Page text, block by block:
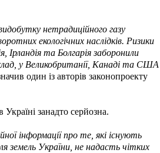
нетрадиційного газу
екологічних наслідків. Ризики
Ірландія та Болгарія заборонили
у Великобританії, Канаді та США
один із авторів законопроекту
занадто серйозна.
інформації про те, які існують
земель України, не надасть чітких